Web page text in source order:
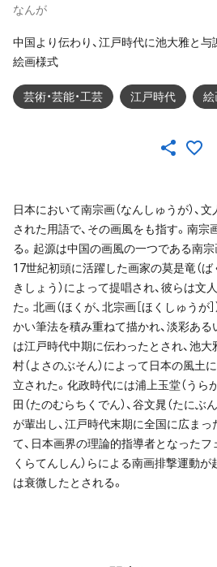
なんが
中国より伝わり、江戸時代に池大雅と
絵画様式
芸術・芸能・工芸 江戸時代 絵
日本において南宗画（なんしゅうが）、
された用語で、その画風をも指す。南
る。起源は中国の画風の一つである南
17世紀初頭に活躍した画家の莫是竜（ば
きしょう）によって提唱され、彼らは文
た。北画（ほくが、北宗画［ほくしゅうが
かい筆法を積み重ねて描かれ、淡彩ある
は江戸時代中期に伝わったとされ、池大
村（よさのぶそん）によって日本の風土
立された。化政時代には浦上玉堂（うら
田（たのむらちくでん）、谷文晁（たに
が輩出し、江戸時代末期に全国に広まっ
て、日本画界の理論的指導者となったフ
くらてんしん）らによる南画排撃運動が
は衰微したとされる。